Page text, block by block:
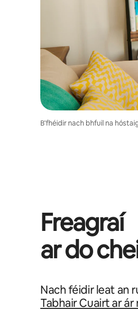
B'fhéidir nach bhfuil na
Freagraí
ar do
Nach féidir leat an
Tabhair Cuairt ar